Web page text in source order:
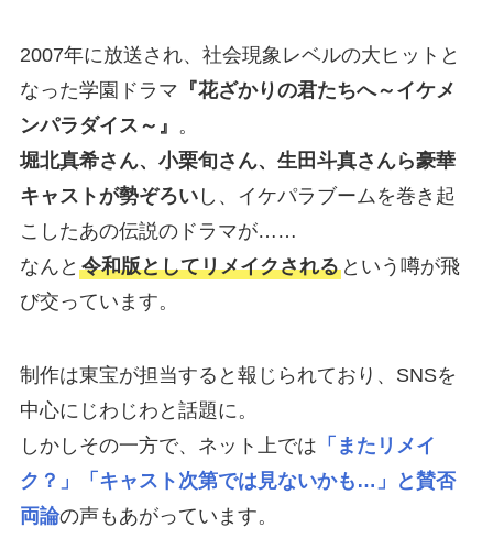
2007年に放送され、社会現象レベルの大ヒットと
なった学園ドラマ 『花ざかりの君たちへ～イケメ
ンパラダイス～』 。
堀北真希さん、小栗旬さん、生田斗真さんら豪華
キャストが勢ぞろいし、イケパラブームを巻き起
こしたあの伝説のドラマが……
なんと 令和版としてリメイクされるという噂が飛
び交っています。
制作は東宝が担当すると報じられており、SNSを
中心にじわじわと話題に。
しかしその一方で、ネット上では 「またリメイ
ク？」「キャスト次第では見ないかも…」と賛否
両論の声もあがっています。